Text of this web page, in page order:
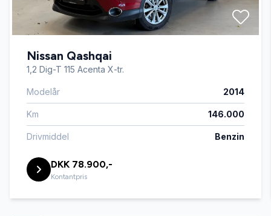
Dual zone klimaanlæg
Dæktryksystem
El-klapbare sidespejle med varme
El-ruder x4
Elektrisk parkeringsbremse
Nissan Qashqai
1,2 Dig-T 115 Acenta X-tr.
Modelår 2014
Km 146.000
Drivmiddel Benzin
DKK 78.900,-
Kontantpris